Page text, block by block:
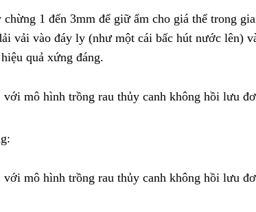
1 đến 3mm để giữ ẩm cho giá thể trong
vải vào đáy ly (như một cái bấc hút nước lên)
quả xứng đáng.